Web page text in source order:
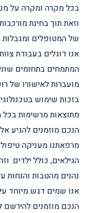
בכל מקרה ומקרה על
וזאת תוך בחינת
של המטופלים
אנו דוגלים בעבודת
המתמחים בתחומים
מועברות לאישורו של
בזכות שימוש
מתוצאות מרשימות
הנכם מוזמנים להגיע
מרפאתנו מעניקה
הגילאים, כולל ילדים.
נהנים מהטבות והנחות
אנו שמים דגש מיוחד על
הנכם מוזמנים להירשם